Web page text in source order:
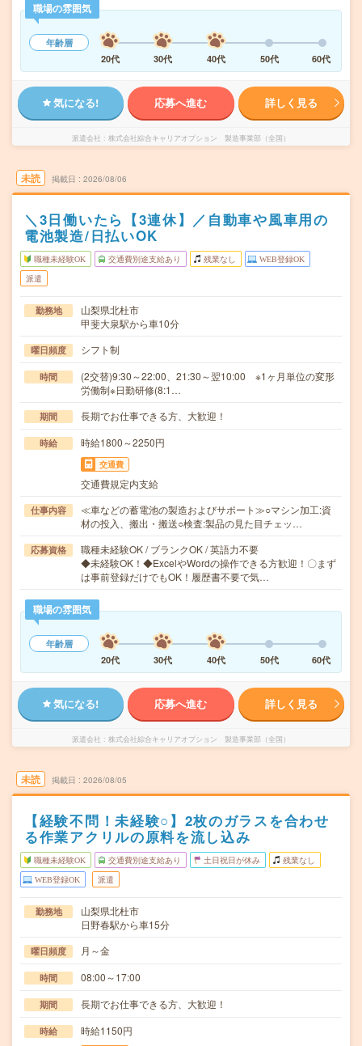
職場の雰囲気
年齢層
20代
30代 40代 50代 60代
気になる! 応募へ進む 詳しく見る
派遣会社 株式会社綜合キャリアオプション 製造事業部（全国）
未読 掲載日 2026/08/06
＼3日働いたら【3連休】／自動車や風車用の
電池製造/日払いOK
職種未経験OK 交通費別途支給あり 残業なし WEB登録OK
派遣
勤務地
山梨県北杜市
甲斐大泉駅から車10分
曜日頻度 シフト制
時間
(2交替)9:30～22:00、21:30～翌10:00 ※1ヶ月単位の変形
労働制※日勤研修(8:1…
期間 長期でお仕事できる方、大歓迎！
時給 時給1800～2250円
交通費
交通費規定内支給
仕事内容
≪車などの蓄電池の製造およびサポート≫○マシン加工:資
材の投入、搬出・搬送○検査:製品の見た目チェッ…
応募資格
職種未経験OK / ブランクOK / 英語力不要
◆未経験OK！◆ExcelやWordの操作できる方歓迎！〇まず
は事前登録だけでもOK！履歴書不要で気…
職場の雰囲気
年齢層
20代
30代 40代 50代 60代
気になる! 応募へ進む 詳しく見る
派遣会社 株式会社綜合キャリアオプション 製造事業部（全国）
未読 掲載日 2026/08/05
【経験不問！未経験○】2枚のガラスを合わせ
る作業アクリルの原料を流し込み
職種未経験OK 交通費別途支給あり 土日祝日が休み 残業なし
WEB登録OK 派遣
勤務地
山梨県北杜市
日野春駅から車15分
曜日頻度 月～金
時間 08:00～17:00
期間 長期でお仕事できる方、大歓迎！
時給 時給1150円